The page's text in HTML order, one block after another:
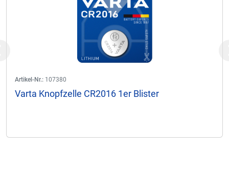
Artikel-Nr.: 107380
Varta Knopfzelle CR2016 1er Blister